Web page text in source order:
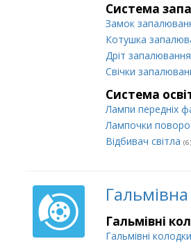
Система
Замок
Котушка
Дріт запалювання
Свічки
Система
Лампи передніх
Лампочки
Відбивач світла (6)
Гальмівні
Гальмівні колодки